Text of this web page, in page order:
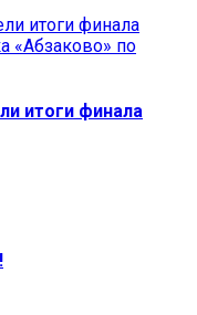
итоги финала